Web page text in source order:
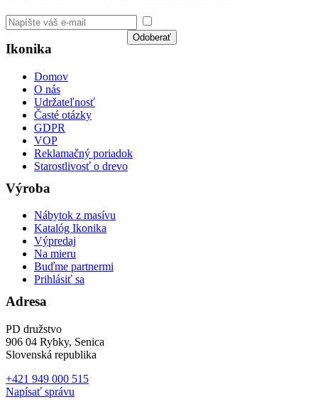
Odoberať
Ikonika
Domov
O nás
Udržateľnosť
Časté otázky
GDPR
VOP
Reklamačný poriadok
Starostlivosť o drevo
Výroba
Nábytok z masívu
Katalóg Ikonika
Výpredaj
Na mieru
Buďme partnermi
Prihlásiť sa
Adresa
PD družstvo
906 04 Rybky, Senica
Slovenská republika
+421 949 000 515
Napísať správu